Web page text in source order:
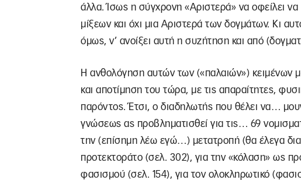
άλλα. Ίσως η σύγχρονη «Αριστερά» να οφείλει να
μίξεων και όχι μια Αριστερά των δογμάτων. Κι
όμως, ν’ ανοίξει αυτή η συζήτηση και από
Η ανθολόγηση αυτών των («παλαιών») κειμένων
και αποτίμηση του τώρα, με τις απαραίτητες,
παρόντος. Έτσι, ο διαδηλωτής που θέλει να…
γνώσεως ας προβληματισθεί για τις… 69
την (επίσημη λέω εγώ…) μετατροπή (θα έλεγα
προτεκτοράτο (σελ. 302), για την «κόλαση» ως
φασισμού (σελ. 154), για τον ολοκληρωτικό